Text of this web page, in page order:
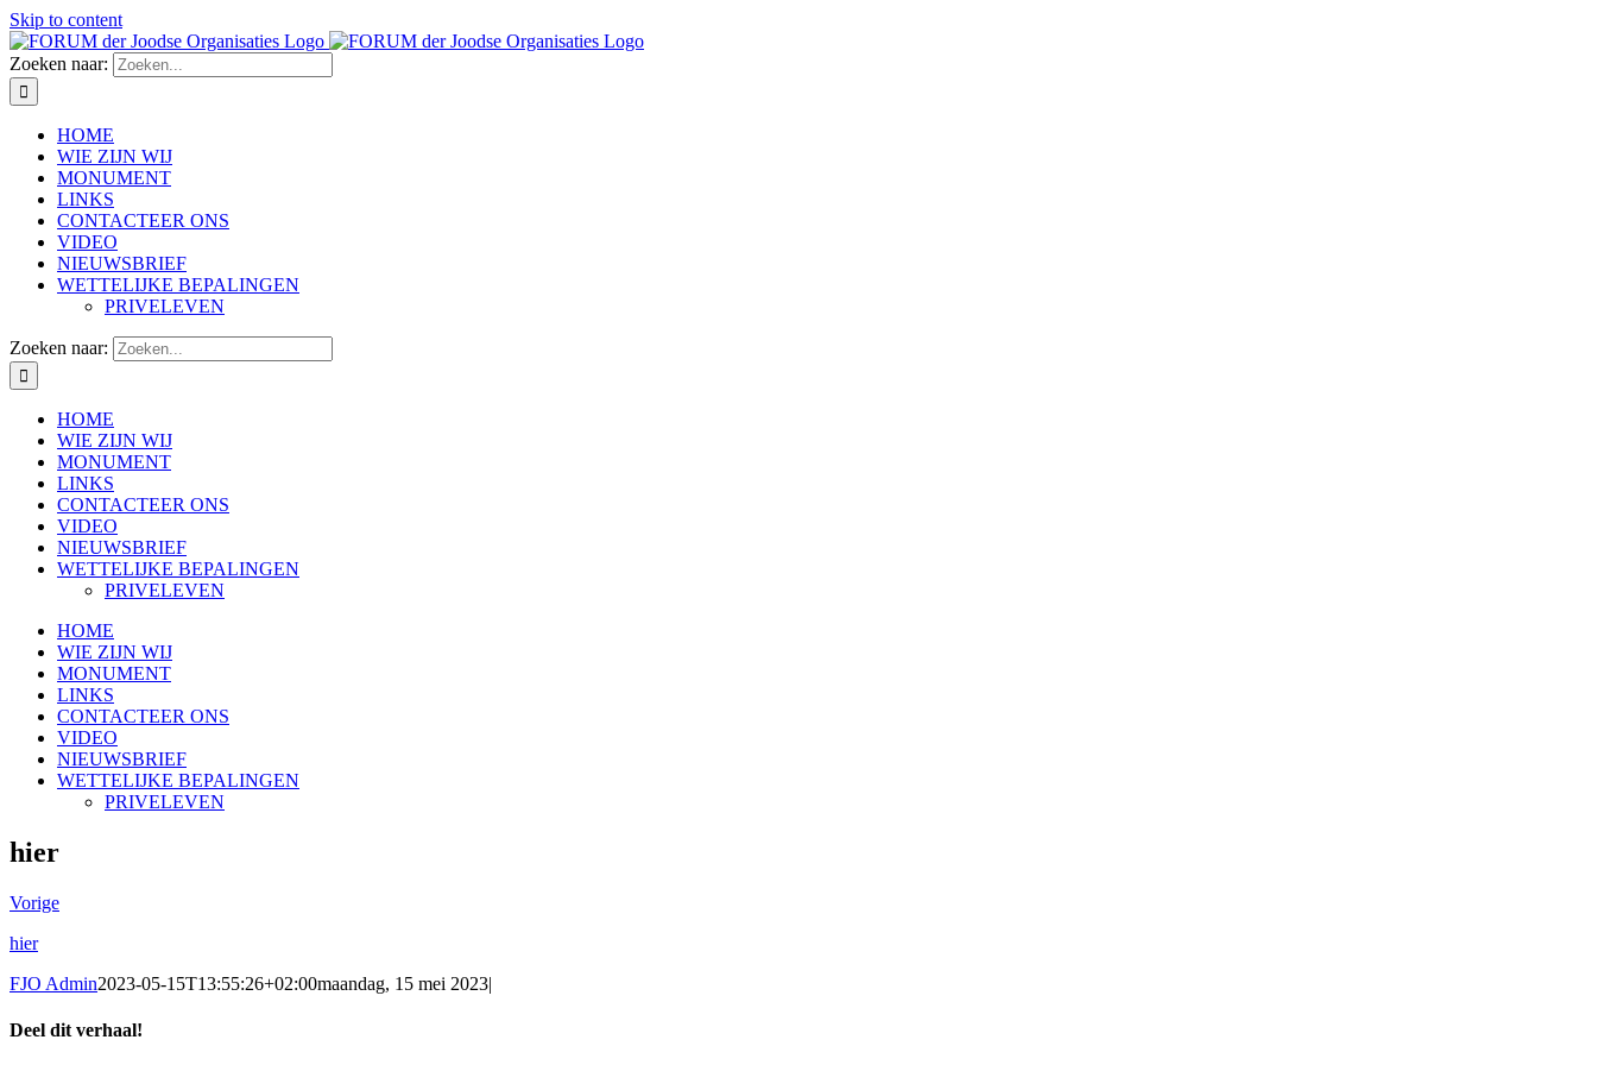
Skip to content
Zoeken naar:
HOME
WIE ZIJN WIJ
MONUMENT
LINKS
CONTACTEER ONS
VIDEO
NIEUWSBRIEF
WETTELIJKE BEPALINGEN
PRIVELEVEN
Zoeken naar:
HOME
WIE ZIJN WIJ
MONUMENT
LINKS
CONTACTEER ONS
VIDEO
NIEUWSBRIEF
WETTELIJKE BEPALINGEN
PRIVELEVEN
HOME
WIE ZIJN WIJ
MONUMENT
LINKS
CONTACTEER ONS
VIDEO
NIEUWSBRIEF
WETTELIJKE BEPALINGEN
PRIVELEVEN
hier
Vorige
hier
FJO Admin2023-05-15T13:55:26+02:00maandag, 15 mei 2023|
Deel dit verhaal!